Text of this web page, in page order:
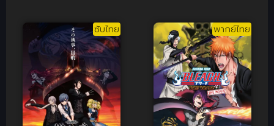
1 (พากย์ไทย)
ซับไทย พากย์ไทย